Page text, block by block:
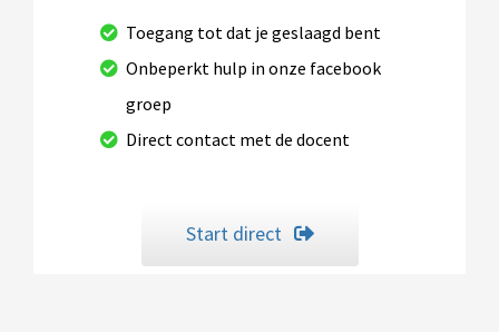
Toegang tot dat je geslaagd bent
Onbeperkt hulp in onze facebook
groep
Direct contact met de docent
Start direct